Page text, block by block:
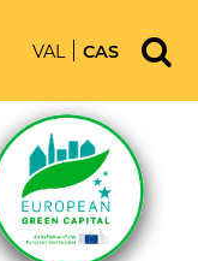
VAL CAS